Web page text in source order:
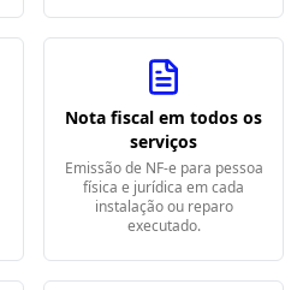
Nota fiscal em todos os
serviços
Emissão de NF-e para pessoa
física e jurídica em cada
instalação ou reparo
executado.